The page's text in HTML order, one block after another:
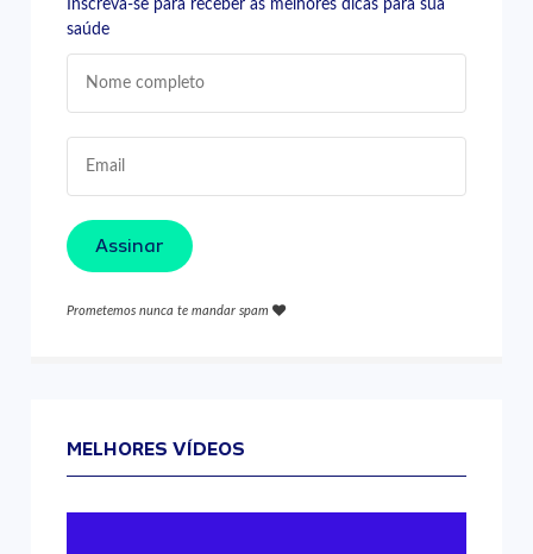
Inscreva-se para receber as melhores dicas para sua
saúde
Assinar
Prometemos nunca te mandar spam
MELHORES VÍDEOS